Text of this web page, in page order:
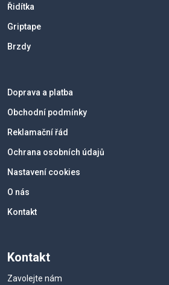
Řidítka
Griptape
Brzdy
Doprava a platba
Obchodní podmínky
Reklamační řád
Ochrana osobních údajů
Nastavení cookies
O nás
Kontakt
Kontakt
Zavolejte nám